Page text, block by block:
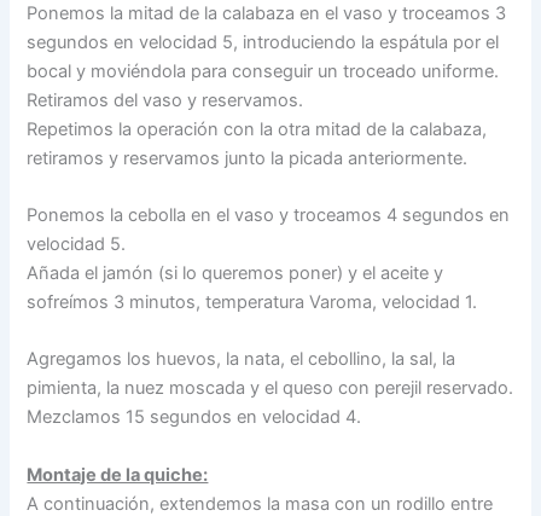
Ponemos la mitad de la calabaza en el vaso y troceamos 3
segundos en velocidad 5, introduciendo la espátula por el
bocal y moviéndola para conseguir un troceado uniforme.
Retiramos del vaso y reservamos.
Repetimos la operación con la otra mitad de la calabaza,
retiramos y reservamos junto la picada anteriormente.
Ponemos la cebolla en el vaso y troceamos 4 segundos en
velocidad 5.
Añada el jamón (si lo queremos poner) y el aceite y
sofreímos 3 minutos, temperatura Varoma, velocidad 1.
Agregamos los huevos, la nata, el cebollino, la sal, la
pimienta, la nuez moscada y el queso con perejil reservado.
Mezclamos 15 segundos en velocidad 4.
Montaje de la quiche:
A continuación, extendemos la masa con un rodillo entre